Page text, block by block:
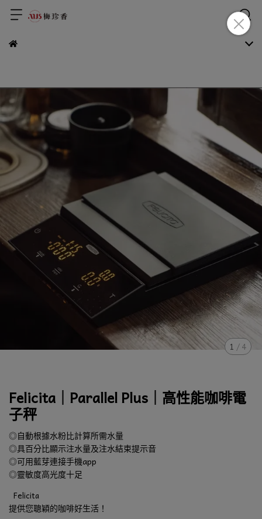
1 /4
Felicita｜Parallel Plus｜高性能咖啡電
子秤
◎自動根據水粉比計算所需水量
◎具百分比顯示注水量及注水結束提示音
◎可用藍芽連接手機app
◎靈敏度高光度十足
Felicita
提供您聰穎的咖啡好生活！